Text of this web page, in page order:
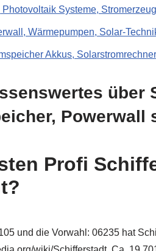
Photovoltaik Systeme,
Wärmepumpen, Solar-
Akkus,
über
Powerwall
Profi
und die Vorwahl: 06235 hat